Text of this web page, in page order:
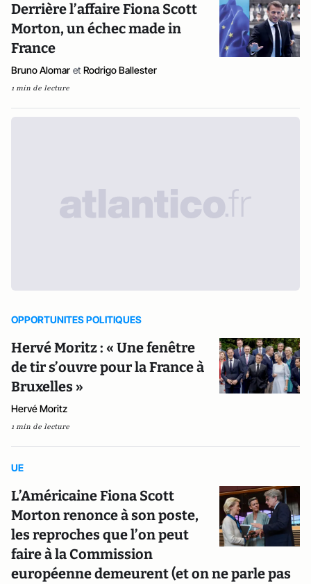
Derrière l’affaire Fiona Scott
Morton, un échec made in
France
Bruno Alomar et Rodrigo Ballester
1 min de lecture
OPPORTUNITES POLITIQUES
Hervé Moritz : « Une fenêtre
de tir s’ouvre pour la France à
Bruxelles »
Hervé Moritz
1 min de lecture
UE
L’Américaine Fiona Scott
Morton renonce à son poste,
les reproches que l’on peut
faire à la Commission
européenne demeurent (et on ne parle pas